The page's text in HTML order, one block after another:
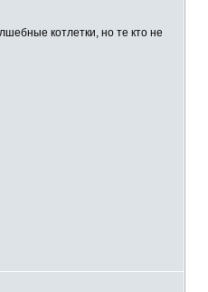
котлетки, но те кто не